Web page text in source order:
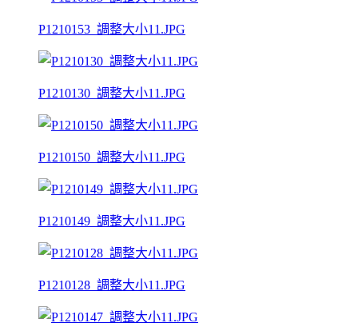
P1210153_調整大小11.JPG
P1210130_調整大小11.JPG
P1210150_調整大小11.JPG
P1210149_調整大小11.JPG
P1210128_調整大小11.JPG